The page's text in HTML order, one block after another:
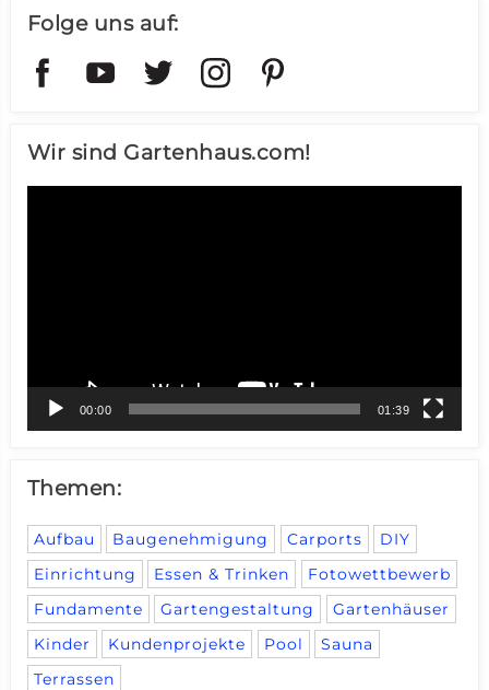
Folge uns auf:
Wir sind Gartenhaus.com!
00:00 01:39
Themen:
Aufbau Baugenehmigung Carports
DIY
Einrichtung
Essen & Trinken
Fotowettbewerb
Fundamente
Gartengestaltung
Gartenhäuser
Kinder
Kundenprojekte Pool
Sauna
Terrassen